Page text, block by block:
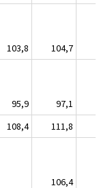
103,8
104,7
95,9
97,1
108,4
111,8
106,4